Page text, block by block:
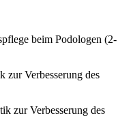
beim Podologen (2-
zur Verbesserung des
zur Verbesserung des